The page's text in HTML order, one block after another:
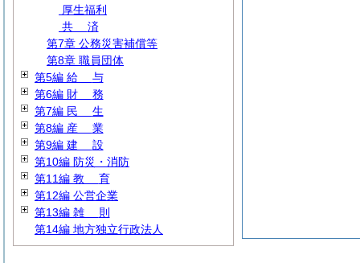
厚生福利
共 済
第7章 公務災害補償等
第8章 職員団体
第5編 給 与
第6編 財 務
第7編 民 生
第8編 産 業
第9編 建 設
第10編 防災・消防
第11編 教 育
第12編 公営企業
第13編 雑 則
第14編 地方独立行政法人